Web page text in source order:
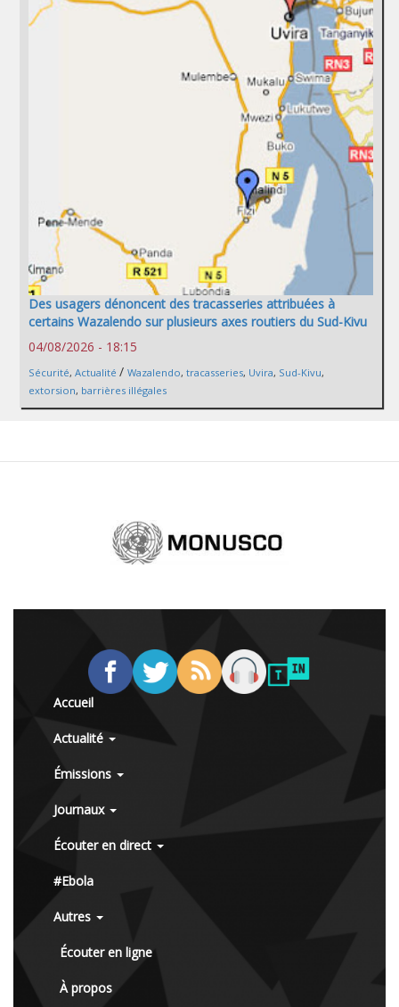
Des usagers dénoncent des tracasseries attribuées à
certains Wazalendo sur plusieurs axes routiers du Sud-Kivu
04/08/2026 - 18:15
Sécurité, Actualité / Wazalendo, tracasseries, Uvira, Sud-Kivu,
extorsion, barrières illégales
Accueil
Actualité
Émissions
Journaux
Écouter en direct
#Ebola
Autres
Écouter en ligne
À propos